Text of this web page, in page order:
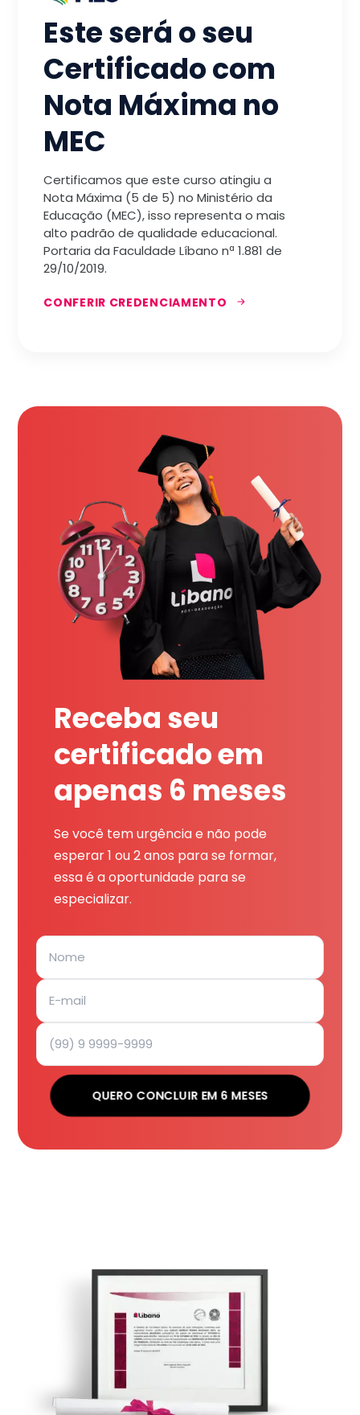
Este será o seu
Certificado com
Nota Máxima no
MEC
Certificamos que este curso atingiu a
Nota Máxima (5 de 5) no Ministério da
Educação (MEC), isso representa o mais
alto padrão de qualidade educacional.
Portaria da Faculdade Líbano nª 1.881 de
29/10/2019.
CONFERIR CREDENCIAMENTO
Receba seu
certificado em
apenas 6 meses
Se você tem urgência e não pode
esperar 1 ou 2 anos para se formar,
essa é a oportunidade para se
especializar.
QUERO CONCLUIR EM 6 MESES